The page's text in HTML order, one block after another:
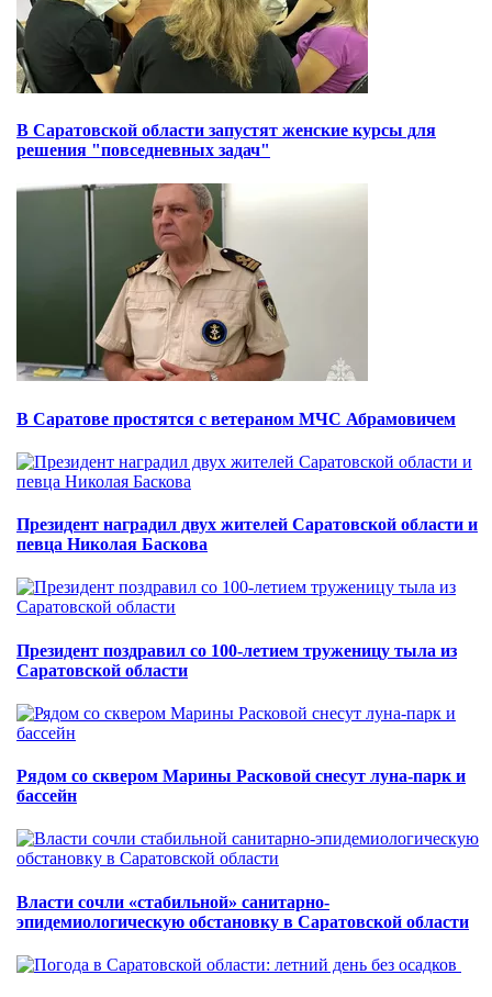
В Саратовской области запустят женские курсы для
решения "повседневных задач"
В Саратове простятся с ветераном МЧС Абрамовичем
Президент наградил двух жителей Саратовской области и
певца Николая Баскова
Президент поздравил со 100-летием труженицу тыла из
Саратовской области
Рядом со сквером Марины Расковой снесут луна-парк и
бассейн
Власти сочли «стабильной» санитарно-
эпидемиологическую обстановку в Саратовской области